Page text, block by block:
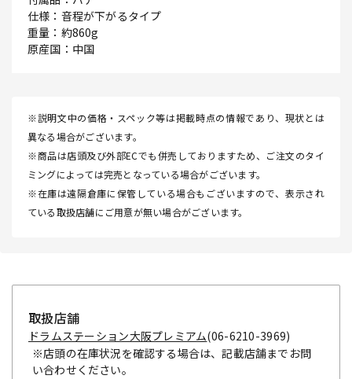
仕様：音程が下がるタイプ
重量：約860g
原産国：中国
※説明文中の価格・スペック等は掲載時点の情報であり、現状とは
異なる場合がございます。
※商品は店頭及び外部ECでも併売しておりますため、ご注文のタイ
ミングによっては完売となっている場合がございます。
※在庫は遠隔倉庫に保管している場合もございますので、表示され
ている取扱店舗にご用意が無い場合がございます。
取扱店舗
ドラムステーション大阪プレミアム(06-6210-3969)
※店頭の在庫状況を確認する場合は、記載店舗までお問
い合わせください。